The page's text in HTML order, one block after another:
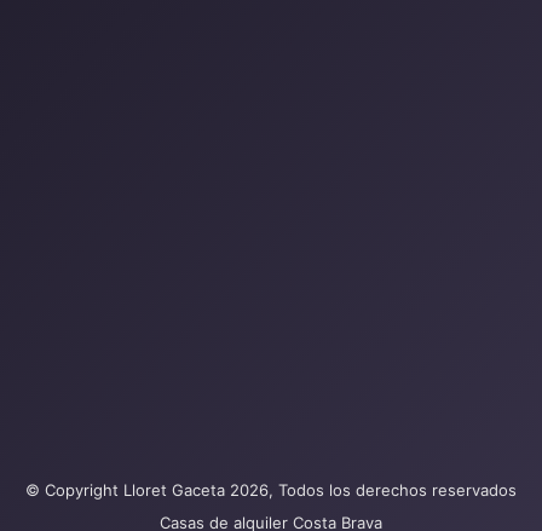
© Copyright Lloret Gaceta 2026, Todos los derechos reservados
Casas de alquiler Costa Brava